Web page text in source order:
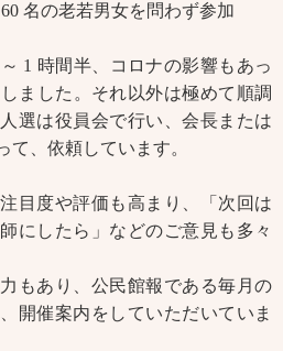
名の老若男女を問わず参加
1 時間半、コロナの影響もあっ
ました。それ以外は極めて順調
選は役員会で行い、会長または
て、依頼しています。
目度や評価も高まり、「次回は
にしたら」などのご意見も多々
もあり、公民館報である毎月の
開催案内をしていただいていま